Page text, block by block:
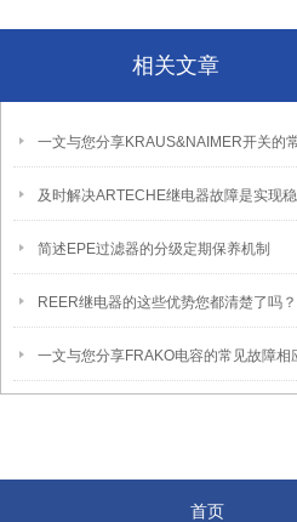
相关文章
简述EPE过滤器的分级定期保养机制
REER继电器的这些优势您都清楚了吗？
首页